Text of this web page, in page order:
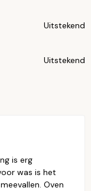
Uitstekend
Uitstekend
is erg
was is het
Oven